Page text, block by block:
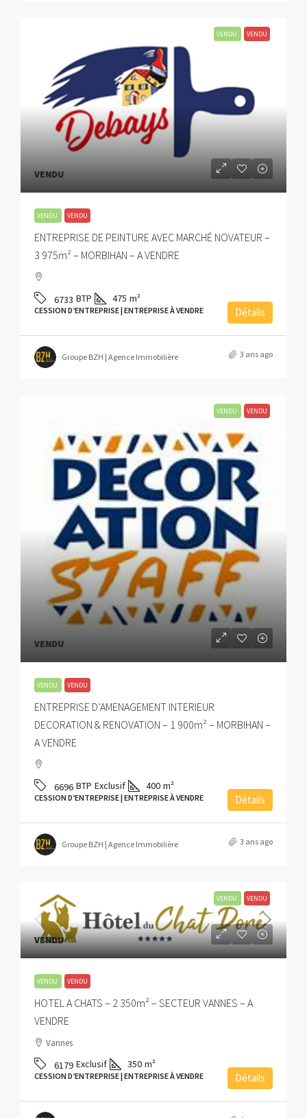
VENDU VENDU
VENDU
VENDU VENDU
ENTREPRISE DE PEINTURE AVEC MARCHÉ NOVATEUR –
3 975m² – MORBIHAN – A VENDRE
6733 BTP 475 m²
CESSION D’ENTREPRISE | ENTREPRISE À VENDRE Détails
Groupe BZH | Agence Immobilière 3 ans ago
VENDU VENDU
VENDU
VENDU VENDU
ENTREPRISE D’AMENAGEMENT INTERIEUR
DECORATION & RENOVATION – 1 900m² – MORBIHAN –
A VENDRE
6696 BTP Exclusif 400 m²
CESSION D’ENTREPRISE | ENTREPRISE À VENDRE Détails
Groupe BZH | Agence Immobilière 3 ans ago
VENDU VENDU
VENDU
VENDU VENDU
HOTEL A CHATS – 2 350m² – SECTEUR VANNES – A
VENDRE
Vannes
6179 Exclusif 350 m²
CESSION D’ENTREPRISE | ENTREPRISE À VENDRE Détails